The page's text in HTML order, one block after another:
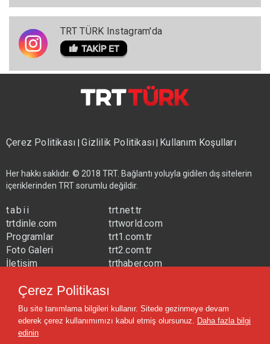
TRT TÜRK Instagram'da
Çerez Politikası|Gizlilik Politikası| Kullanım Koşulları
Her hakkı saklıdır. © 2018 TRT. Bağlantı yoluyla gidilen dış sitelerin
içeriklerinden TRT sorumlu değildir.
tabii
trtdinle.com
Programlar
Foto Galeri
İletişim
trt.net.tr
trtworld.com
trt1.com.tr
trt2.com.tr
trthaber.com
trtavaz.com.tr
trtmuzik.net.tr
trtcocuk.net.tr
Çerez Politikası
Bu site tanımlama bilgileri kullanır. Sitede gezinmeye devam
ederek çerez kullanımımızı kabul etmiş olursunuz. Daha fazla bilgi
edinin